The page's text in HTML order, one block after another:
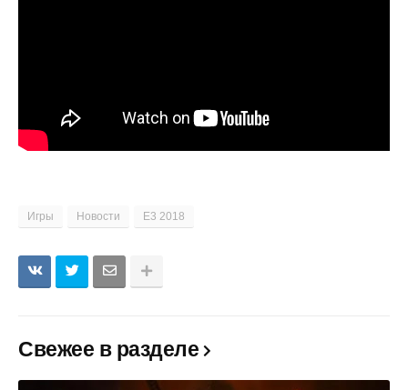
Игры Новости E3 2018
Свежее в разделе